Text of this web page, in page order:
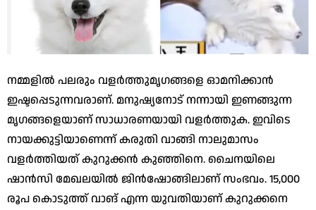
നമ്മളില്‍ പലരും വളര്‍ത്തുമൃഗങ്ങളെ ഓമനിക്കാന്‍
ഇഷ്ടപ്പെടുന്നവരാണ്. മനുഷ്യനോട് നന്നായി ഇണങ്ങുന്ന
മൃഗങ്ങളെയാണ് സാധാരണയായി വളര്‍ത്തുക. ഇവിടെ
നായക്കുട്ടിയാണെന്ന് കരുതി വാങ്ങി നാലുമാസം
വളര്‍ത്തിയത് കുറുക്കന്‍ കുഞ്ഞിനെ. ചൈനയിലെ
ഷാന്‍സി മേഖലയില്‍ ജിന്‍ഷോങ്ങിലാണ് സംഭവം. 15,000
രൂപ കൊടുത്ത് വാങ് എന്ന യുവതിയാണ് കുറുക്കനെ